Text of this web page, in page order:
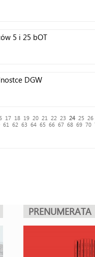
5 i 25 bOT
DGW
17 18 19 20 21 22 23 24 25 26
61 62 63 64 65 66 67 68 69 70
PRENUMERATA